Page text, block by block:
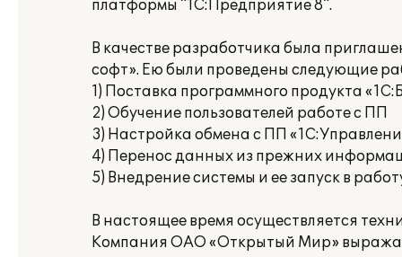
платформы "1С:Предприятие 8".
В качестве разработчика была
софт». Ею были проведены следующие
1) Поставка программного продукта
2) Обучение пользователей работе с ПП
3) Настройка обмена с ПП
4) Перенос данных из прежних
5) Внедрение системы и ее запуск в
В настоящее время осуществляется
Компания ОАО «Открытый Мир»